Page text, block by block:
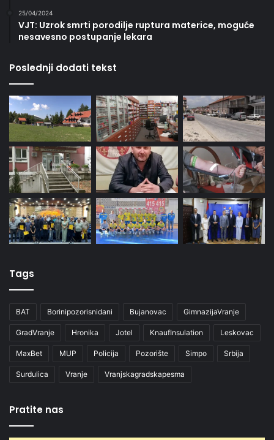
25/04/2024
VJT: Uzrok smrti porodilje ruptura materice, moguće
nesavesno postupanje lekara
Poslednji dodati tekst
Tags
BAT Borinipozorisnidani Bujanovac GimnazijaVranje
GradVranje Hronika Jotel KnaufInsulation Leskovac
MaxBet MUP Policija Pozorište Simpo Srbija
Surdulica Vranje Vranjskagradskapesma
Pratite nas